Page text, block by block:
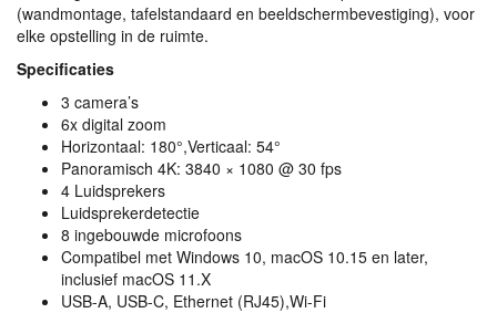
(wandmontage, tafelstandaard en beeldschermbevestiging), voor
elke opstelling in de ruimte.
Specificaties
3 camera’s
6x digital zoom
Horizontaal: 180°,Verticaal: 54°
Panoramisch 4K: 3840 × 1080 @ 30 fps
4 Luidsprekers
Luidsprekerdetectie
8 ingebouwde microfoons
Compatibel met Windows 10, macOS 10.15 en later,
inclusief macOS 11.X
USB-A, USB-C, Ethernet (RJ45),Wi-Fi